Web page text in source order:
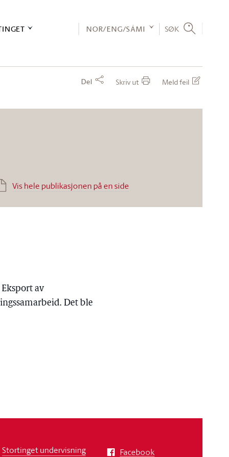
NOR/ENG/SÁMI SØK
Del Skriv ut Meld feil
Vis hele publikasjonen på en side
av
Det ble
Stortinget undervisning
Facebook